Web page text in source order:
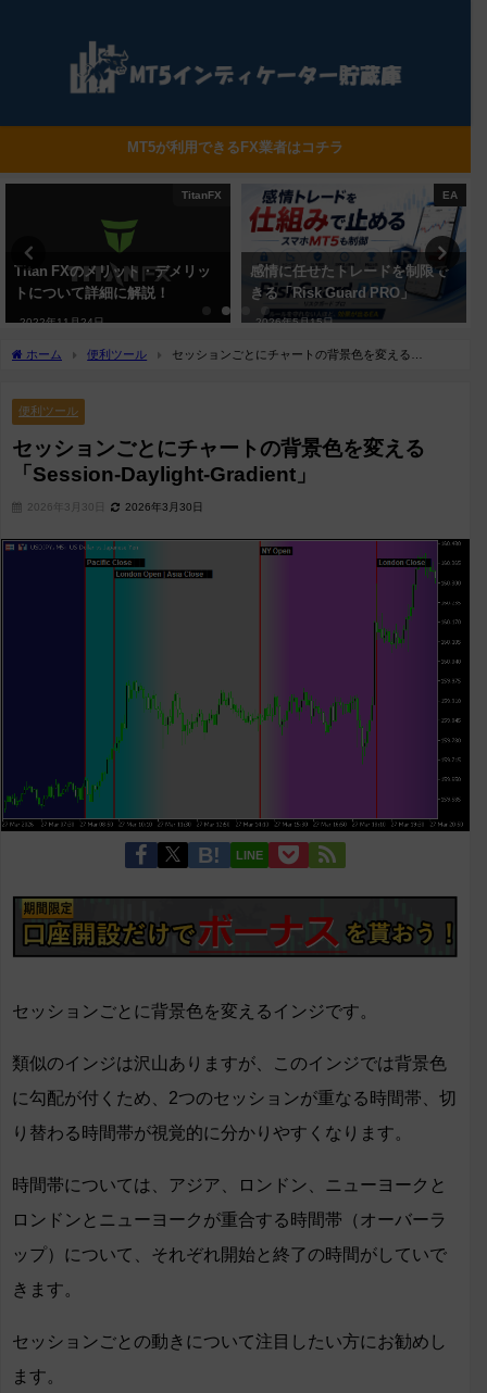
MT5が利用できるFX業者はコチラ
TitanFX
Titan FXのメリット・デメリッ
トについて詳細に解説！
2022年11月24日
EA
感情に任せたトレードを制限で
きる「Risk Guard PRO」
2026年5月15日
ホーム 便利ツール
セッションごとにチャートの背景色を変える
便利ツール
セッションごとにチャートの背景色を変える
「Session-Daylight-Gradient」
2026年3月30日 2026年3月30日
LINE
セッションごとに背景色を変えるインジです。
類似のインジは沢山ありますが、このインジでは背景色
に勾配が付くため、2つのセッションが重なる時間帯、切
り替わる時間帯が視覚的に分かりやすくなります。
時間帯については、アジア、ロンドン、ニューヨークと
ロンドンとニューヨークが重合する時間帯（オーバーラ
ップ）について、それぞれ開始と終了の時間がしていで
きます。
セッションごとの動きについて注目したい方にお勧めし
ます。